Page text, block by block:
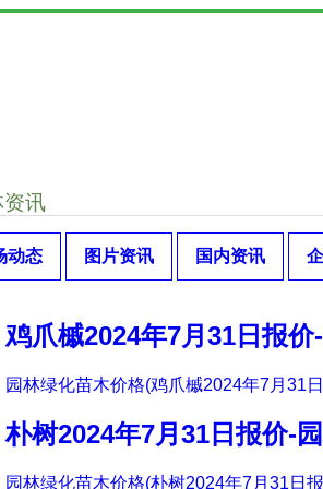
讯
动态 图片资讯 国内资讯
鸡爪槭2024年7月31日报
园林绿化苗木价格(鸡爪槭2024年7月31
朴树2024年7月31日报价-
园林绿化苗木价格(朴树2024年7月31日